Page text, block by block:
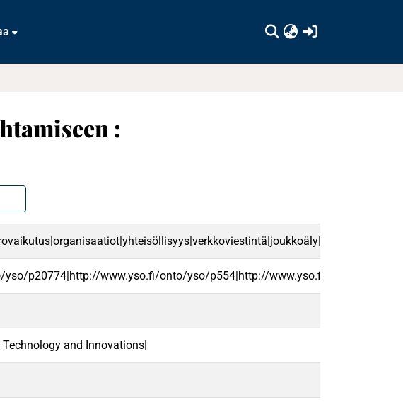
:
p20774|http://www.yso.fi/onto/yso/p554|http://www.yso.fi/onto/yso/
and Innovations|